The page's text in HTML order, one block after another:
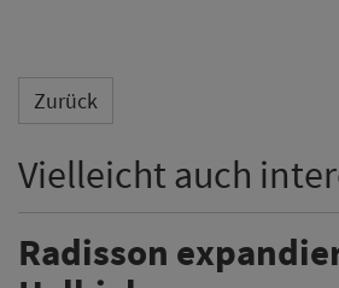
Zurück
Vielleicht auch
Radisson